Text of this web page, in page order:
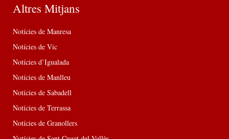
Altres Mitjans
Notícies de Manresa
Notícies de Vic
Notícies d’Igualada
Notícies de Manlleu
Notícies de Sabadell
Notícies de Terrassa
Notícies de Granollers